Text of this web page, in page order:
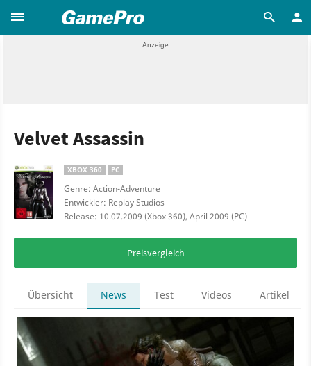
Velvet Assassin
XBOX 360 PC
Genre: Action-Adventure
Entwickler: Replay Studios
Release: 10.07.2009 (Xbox 360), April 2009 (PC)
Preisvergleich
Übersicht News Test Videos Artikel